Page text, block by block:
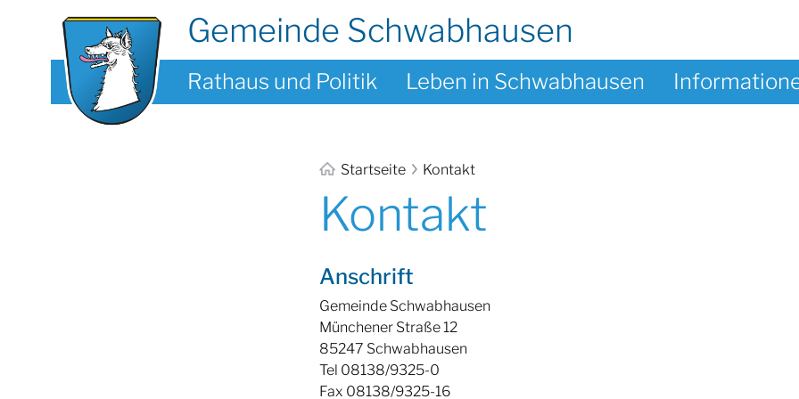
Gemeinde Schwabhausen
Rathaus und Politik Leben in Schwabhausen
Startseite Kontakt
Kontakt
Anschrift
Gemeinde Schwabhausen
Münchener Straße 12
85247 Schwabhausen
Tel 08138/9325-0
Fax 08138/9325-16